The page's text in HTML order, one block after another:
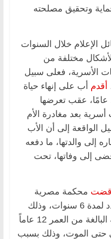
وتحقيق مصلحته
الإعلام خلال السنوات
مختلفة من
الأسرية، فعلى سبيل
أقدم أب على إنهاء حياة
طفلته البالغة من العمر 13 عامًا، عقب تعرضها
بعد مغادرة الأم
الواقعة إلى أن الأب
إلى والدتها، ما دفعه
إلى وفاتها، تحت
قضت محكمة مصرية
بمعاقبة أب بالسجن المشدد لمدة 6 سنوات، وذلك
لإدانته بالاعتداء على طفلته البالغة من العمر 12 عاماً
حتى الموت، وذلك بسبب